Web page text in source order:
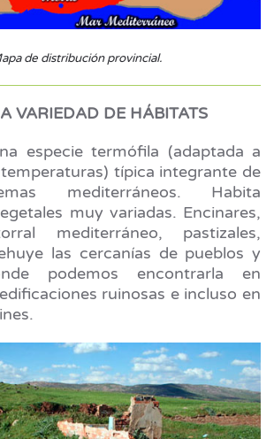
de distribución provincial.
VARIEDAD DE HÁBITATS
especie termófila (adaptada a
típica integrante de
mediterráneos. Habita
muy variadas. Encinares,
mediterráneo, pastizales,
las cercanías de pueblos y
podemos encontrarla en
ruinosas e incluso en